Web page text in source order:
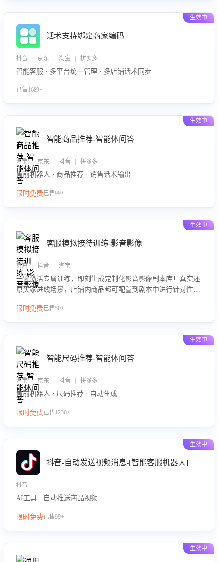
生效中
话术支持绑定商家编码
抖音 | 京东 | 淘宝 | 拼多多
智能客服 · 多平台统一管理 · 多店铺话术同步
已售1689+
生效中
智能商品推荐-智能体问答
淘宝 | 京东 | 抖音 | 拼多多
售前机器人 · 商品推荐 · 销售话术输出
限时免费已售99+
生效中
客服模拟接待训练-影音影像
京东 | 抖音 | 淘宝
一键激活专属训练，即刻生成定制化影音影像剧本库！真实还
原买家进线场景，店铺内商品都可配置到剧本中进行针对性训
即开通”，快速获取影音影像类目剧本，一键开启客服培训。
限时免费已售50+
生效中
智能尺码推荐-智能体问答
淘宝 | 京东 | 抖音 | 拼多多
售前机器人 · 尺码推荐 · 自动生成
限时免费已售1230+
生效中
抖音-自动发送视频消息-[智能客服机器人]
抖音
AI工具 · 自动推送商品视频
限时免费已售99+
生效中